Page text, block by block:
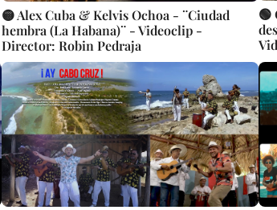
🟡 Alex Cuba & Kelvis Ochoa - ¨Ciudad
hembra (La Habana)¨ - Videoclip -
Director: Robin Pedraja
🟢